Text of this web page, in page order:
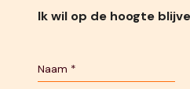
Ik wil op de hoogte